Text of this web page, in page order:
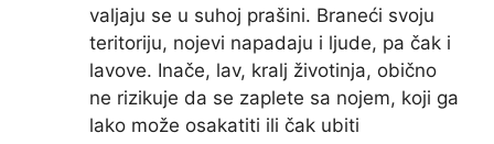
valjaju se u suhoj prašini. Braneći svoju
teritoriju, nojevi napadaju i ljude, pa čak i
lavove. Inače, lav, kralj životinja, obično
ne rizikuje da se zaplete sa nojem, koji ga
lako može osakatiti ili čak ubiti